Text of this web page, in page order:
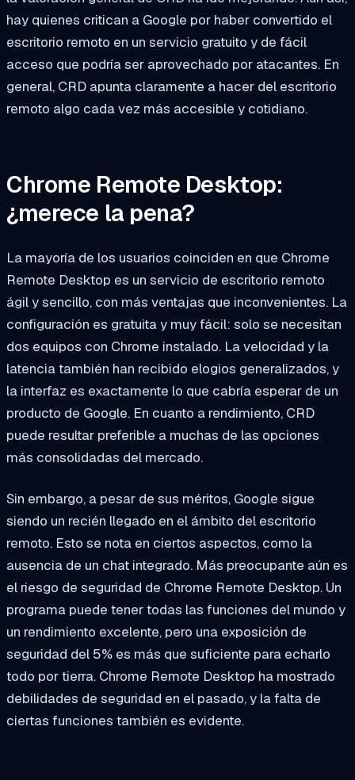
hay quienes critican a Google por haber convertido el
escritorio remoto en un servicio gratuito y de fácil
acceso que podría ser aprovechado por atacantes. En
general, CRD apunta claramente a hacer del escritorio
remoto algo cada vez más accesible y cotidiano.
Chrome Remote Desktop:
¿merece la pena?
La mayoría de los usuarios coinciden en que Chrome
Remote Desktop es un servicio de escritorio remoto
ágil y sencillo, con más ventajas que inconvenientes. La
configuración es gratuita y muy fácil: solo se necesitan
dos equipos con Chrome instalado. La velocidad y la
latencia también han recibido elogios generalizados, y
la interfaz es exactamente lo que cabría esperar de un
producto de Google. En cuanto a rendimiento, CRD
puede resultar preferible a muchas de las opciones
más consolidadas del mercado.
Sin embargo, a pesar de sus méritos, Google sigue
siendo un recién llegado en el ámbito del escritorio
remoto. Esto se nota en ciertos aspectos, como la
ausencia de un chat integrado. Más preocupante aún es
el riesgo de seguridad de Chrome Remote Desktop. Un
programa puede tener todas las funciones del mundo y
un rendimiento excelente, pero una exposición de
seguridad del 5% es más que suficiente para echarlo
todo por tierra. Chrome Remote Desktop ha mostrado
debilidades de seguridad en el pasado, y la falta de
ciertas funciones también es evidente.